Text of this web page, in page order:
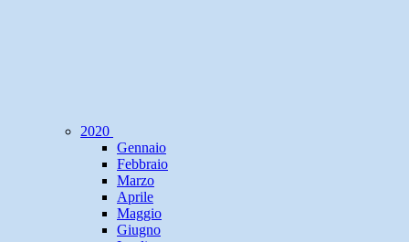
2020
Gennaio
Febbraio
Marzo
Aprile
Maggio
Giugno